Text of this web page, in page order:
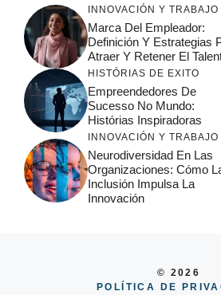
INNOVACIÓN Y TRABAJO
Marca Del Empleador:
Definición Y Estrategias
Atraer Y Retener El
HISTÓRIAS DE EXITO
Empreendedores De
Sucesso No Mundo:
Histórias Inspiradoras
INNOVACIÓN Y TRABAJO
Neurodiversidad En Las
Organizaciones: Cómo
Inclusión Impulsa La
Innovación
© 2026
POLÍTICA DE